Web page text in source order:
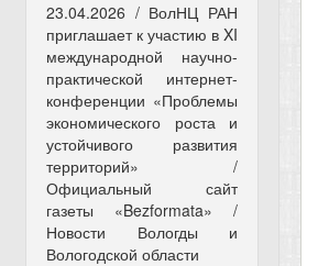
23.04.2026 / ВолНЦ РАН
приглашает к участию в XI
международной научно-
практической интернет-
конференции «Проблемы
экономического роста и
устойчивого развития
территорий» /
Официальный сайт
газеты «Bezformata» /
Новости Вологды и
Вологодской области